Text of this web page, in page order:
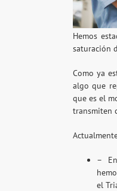
Hemos
saturación
Como ya
algo que
que es el
transmiten
–
el